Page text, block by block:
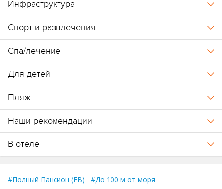
Инфраструктура
Спорт и развлечения
Спа/лечение
Для детей
Пляж
Наши рекомендации
В отеле
#Полный Пансион (FB)
#До 100 м от моря